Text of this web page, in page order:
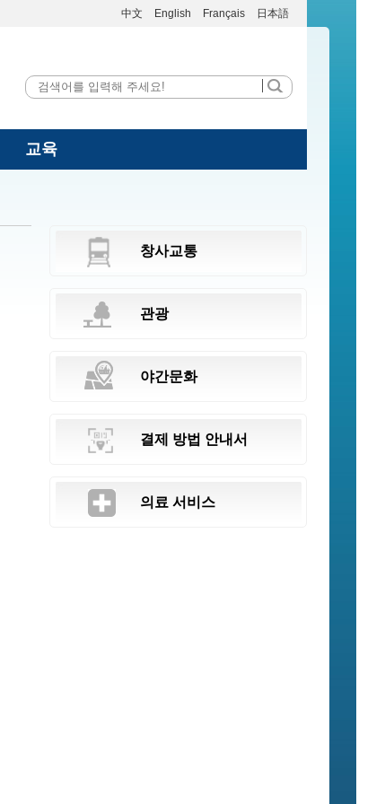
中文 English Français 日本語
교육
창사교통
관광
야간문화
결제 방법 안내서
의료 서비스